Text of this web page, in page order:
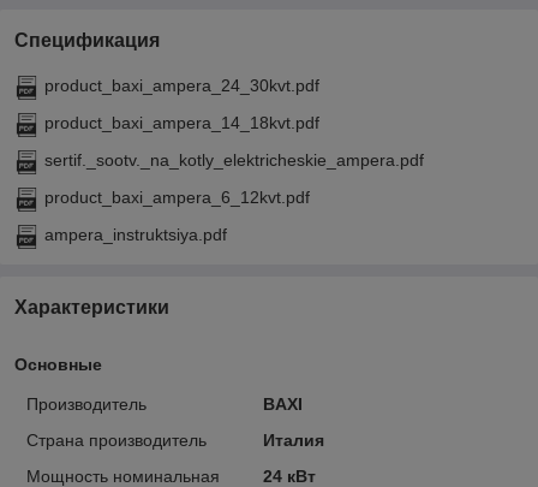
Спецификация
product_baxi_ampera_24_30kvt.pdf
product_baxi_ampera_14_18kvt.pdf
sertif._sootv._na_kotly_elektricheskie_ampera.pdf
product_baxi_ampera_6_12kvt.pdf
ampera_instruktsiya.pdf
Характеристики
Основные
Производитель
BAXI
Страна производитель
Италия
Мощность номинальная
24 кВт